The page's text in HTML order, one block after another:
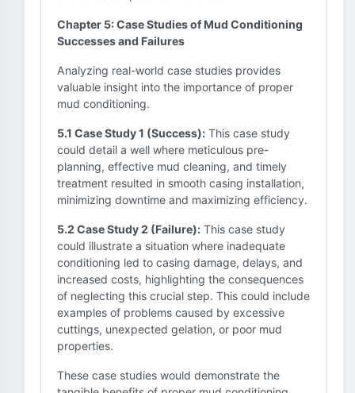
Chapter 5: Case Studies of Mud Conditioning
Successes and Failures
Analyzing real-world case studies provides
valuable insight into the importance of proper
mud conditioning.
5.1 Case Study 1 (Success): This case study
could detail a well where meticulous pre-
planning, effective mud cleaning, and timely
treatment resulted in smooth casing installation,
minimizing downtime and maximizing efficiency.
5.2 Case Study 2 (Failure): This case study
could illustrate a situation where inadequate
conditioning led to casing damage, delays, and
increased costs, highlighting the consequences
of neglecting this crucial step. This could include
examples of problems caused by excessive
cuttings, unexpected gelation, or poor mud
properties.
These case studies would demonstrate the